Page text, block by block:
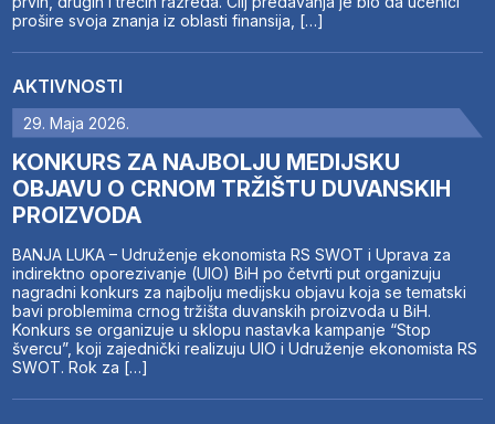
prošire svoja znanja iz oblasti finansija, […]
AKTIVNOSTI
29. Maja 2026.
KONKURS ZA NAJBOLJU MEDIJSKU
OBJAVU O CRNOM TRŽIŠTU DUVANSKIH
PROIZVODA
BANJA LUKA – Udruženje ekonomista RS SWOT i Uprava za
indirektno oporezivanje (UIO) BiH po četvrti put organizuju
nagradni konkurs za najbolju medijsku objavu koja se tematski
bavi problemima crnog tržišta duvanskih proizvoda u BiH.
Konkurs se organizuje u sklopu nastavka kampanje “Stop
švercu”, koji zajednički realizuju UIO i Udruženje ekonomista RS
SWOT. Rok za […]